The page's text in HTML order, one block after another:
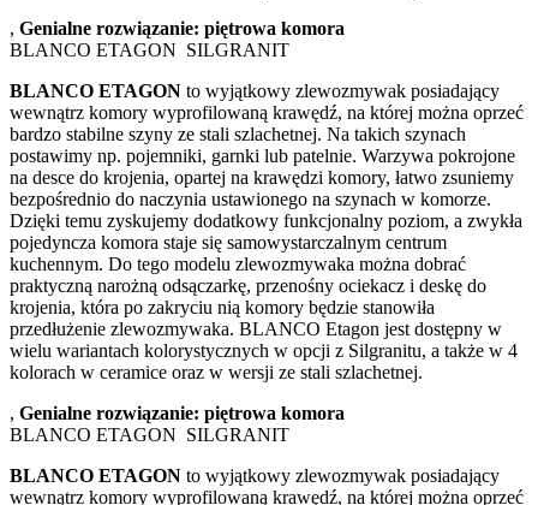
, Genialne rozwiązanie: piętrowa komora
BLANCO ETAGON SILGRANIT
BLANCO ETAGON to wyjątkowy zlewozmywak posiadający
wewnątrz komory wyprofilowaną krawędź, na której można oprzeć
bardzo stabilne szyny ze stali szlachetnej. Na takich szynach
postawimy np. pojemniki, garnki lub patelnie. Warzywa pokrojone
na desce do krojenia, opartej na krawędzi komory, łatwo zsuniemy
bezpośrednio do naczynia ustawionego na szynach w komorze.
Dzięki temu zyskujemy dodatkowy funkcjonalny poziom, a zwykła
pojedyncza komora staje się samowystarczalnym centrum
kuchennym. Do tego modelu zlewozmywaka można dobrać
praktyczną narożną odsączarkę, przenośny ociekacz i deskę do
krojenia, która po zakryciu nią komory będzie stanowiła
przedłużenie zlewozmywaka. BLANCO Etagon jest dostępny w
wielu wariantach kolorystycznych w opcji z Silgranitu, a także w 4
kolorach w ceramice oraz w wersji ze stali szlachetnej.
, Genialne rozwiązanie: piętrowa komora
BLANCO ETAGON SILGRANIT
BLANCO ETAGON to wyjątkowy zlewozmywak posiadający
wewnątrz komory wyprofilowaną krawędź, na której można oprzeć